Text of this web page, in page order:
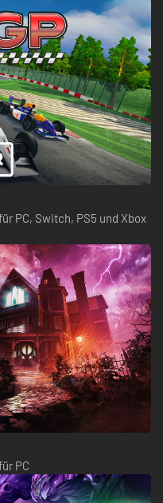
PC, Switch, PS5 und Xbox
PC